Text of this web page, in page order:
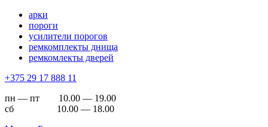
арки
пороги
усилители порогов
ремкомплекты днища
ремкомлекты дверей
+375 29 17 888 11
пн — пт 10.00 — 19.00
сб 10.00 — 18.00